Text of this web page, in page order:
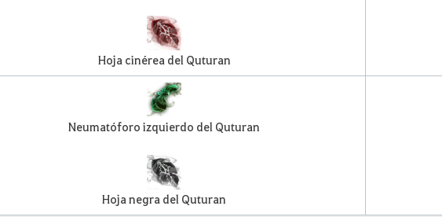
Hoja cinérea del Quturan
Neumatóforo izquierdo del Quturan
Hoja negra del Quturan